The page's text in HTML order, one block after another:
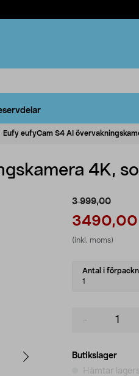
Eufy eufyCam S4 AI
4K,
3 999,00
3490,00
(inkl. moms)
Select
variant
Antal i
1
Butikslager
Hämtar